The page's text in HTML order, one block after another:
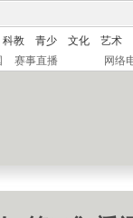
科教 青少 文化
艺术
赛事直播 网络